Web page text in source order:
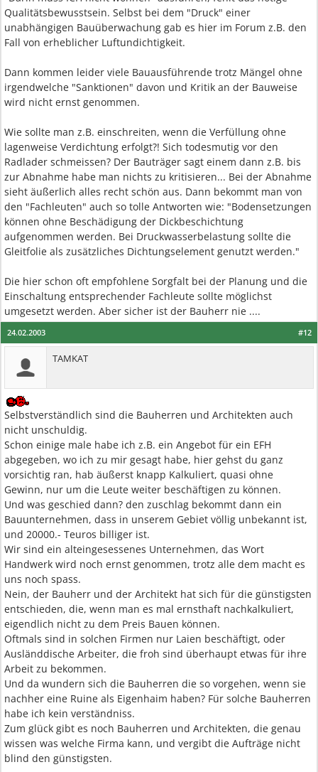
Qualitätsbewusstsein. Selbst bei dem "Druck" einer
unabhängigen Bauüberwachung gab es hier im Forum z.B. den
Fall von erheblicher Luftundichtigkeit.
Dann kommen leider viele Bauausführende trotz Mängel ohne
irgendwelche "Sanktionen" davon und Kritik an der Bauweise
wird nicht ernst genommen.
Wie sollte man z.B. einschreiten, wenn die Verfüllung ohne
lagenweise Verdichtung erfolgt?! Sich todesmutig vor den
Radlader schmeissen? Der Bauträger sagt einem dann z.B. bis
zur Abnahme habe man nichts zu kritisieren... Bei der Abnahme
sieht äußerlich alles recht schön aus. Dann bekommt man von
den "Fachleuten" auch so tolle Antworten wie: "Bodensetzungen
können ohne Beschädigung der Dickbeschichtung
aufgenommen werden. Bei Druckwasserbelastung sollte die
Gleitfolie als zusätzliches Dichtungselement genutzt werden."
Die hier schon oft empfohlene Sorgfalt bei der Planung und die
Einschaltung entsprechender Fachleute sollte möglichst
umgesetzt werden. Aber sicher ist der Bauherr nie ....
#12
24.02.2003
TAMKAT
Selbstverständlich sind die Bauherren und Architekten auch
nicht unschuldig.
Schon einige male habe ich z.B. ein Angebot für ein EFH
abgegeben, wo ich zu mir gesagt habe, hier gehst du ganz
vorsichtig ran, hab äußerst knapp Kalkuliert, quasi ohne
Gewinn, nur um die Leute weiter beschäftigen zu können.
Und was geschied dann? den zuschlag bekommt dann ein
Bauunternehmen, dass in unserem Gebiet völlig unbekannt ist,
und 20000.- Teuros billiger ist.
Wir sind ein alteingesessenes Unternehmen, das Wort
Handwerk wird noch ernst genommen, trotz alle dem macht es
uns noch spass.
Nein, der Bauherr und der Architekt hat sich für die günstigsten
entschieden, die, wenn man es mal ernsthaft nachkalkuliert,
eigendlich nicht zu dem Preis Bauen können.
Oftmals sind in solchen Firmen nur Laien beschäftigt, oder
Ausländdische Arbeiter, die froh sind überhaupt etwas für ihre
Arbeit zu bekommen.
Und da wundern sich die Bauherren die so vorgehen, wenn sie
nachher eine Ruine als Eigenhaim haben? Für solche Bauherren
habe ich kein verständniss.
Zum glück gibt es noch Bauherren und Architekten, die genau
wissen was welche Firma kann, und vergibt die Aufträge nicht
blind den günstigsten.